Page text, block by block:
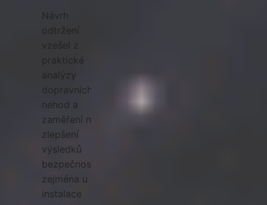
Návrh
odtržení
vzešel z
praktické
analýzy
dopravních
nehod a
zaměření na
zlepšení
výsledků
bezpečnosti,
zejména u
instalace